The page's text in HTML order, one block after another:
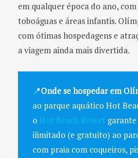
em qualquer época do ano, com
toboáguas e áreas infantis.
com ótimas hospedagens e
a viagem ainda mais divertida.
📍Onde se hospedar em
ao parque aquático Hot
o Hot Beach Resort garante
ilimitado (e gratuito) ao
com praia com coqueiros,